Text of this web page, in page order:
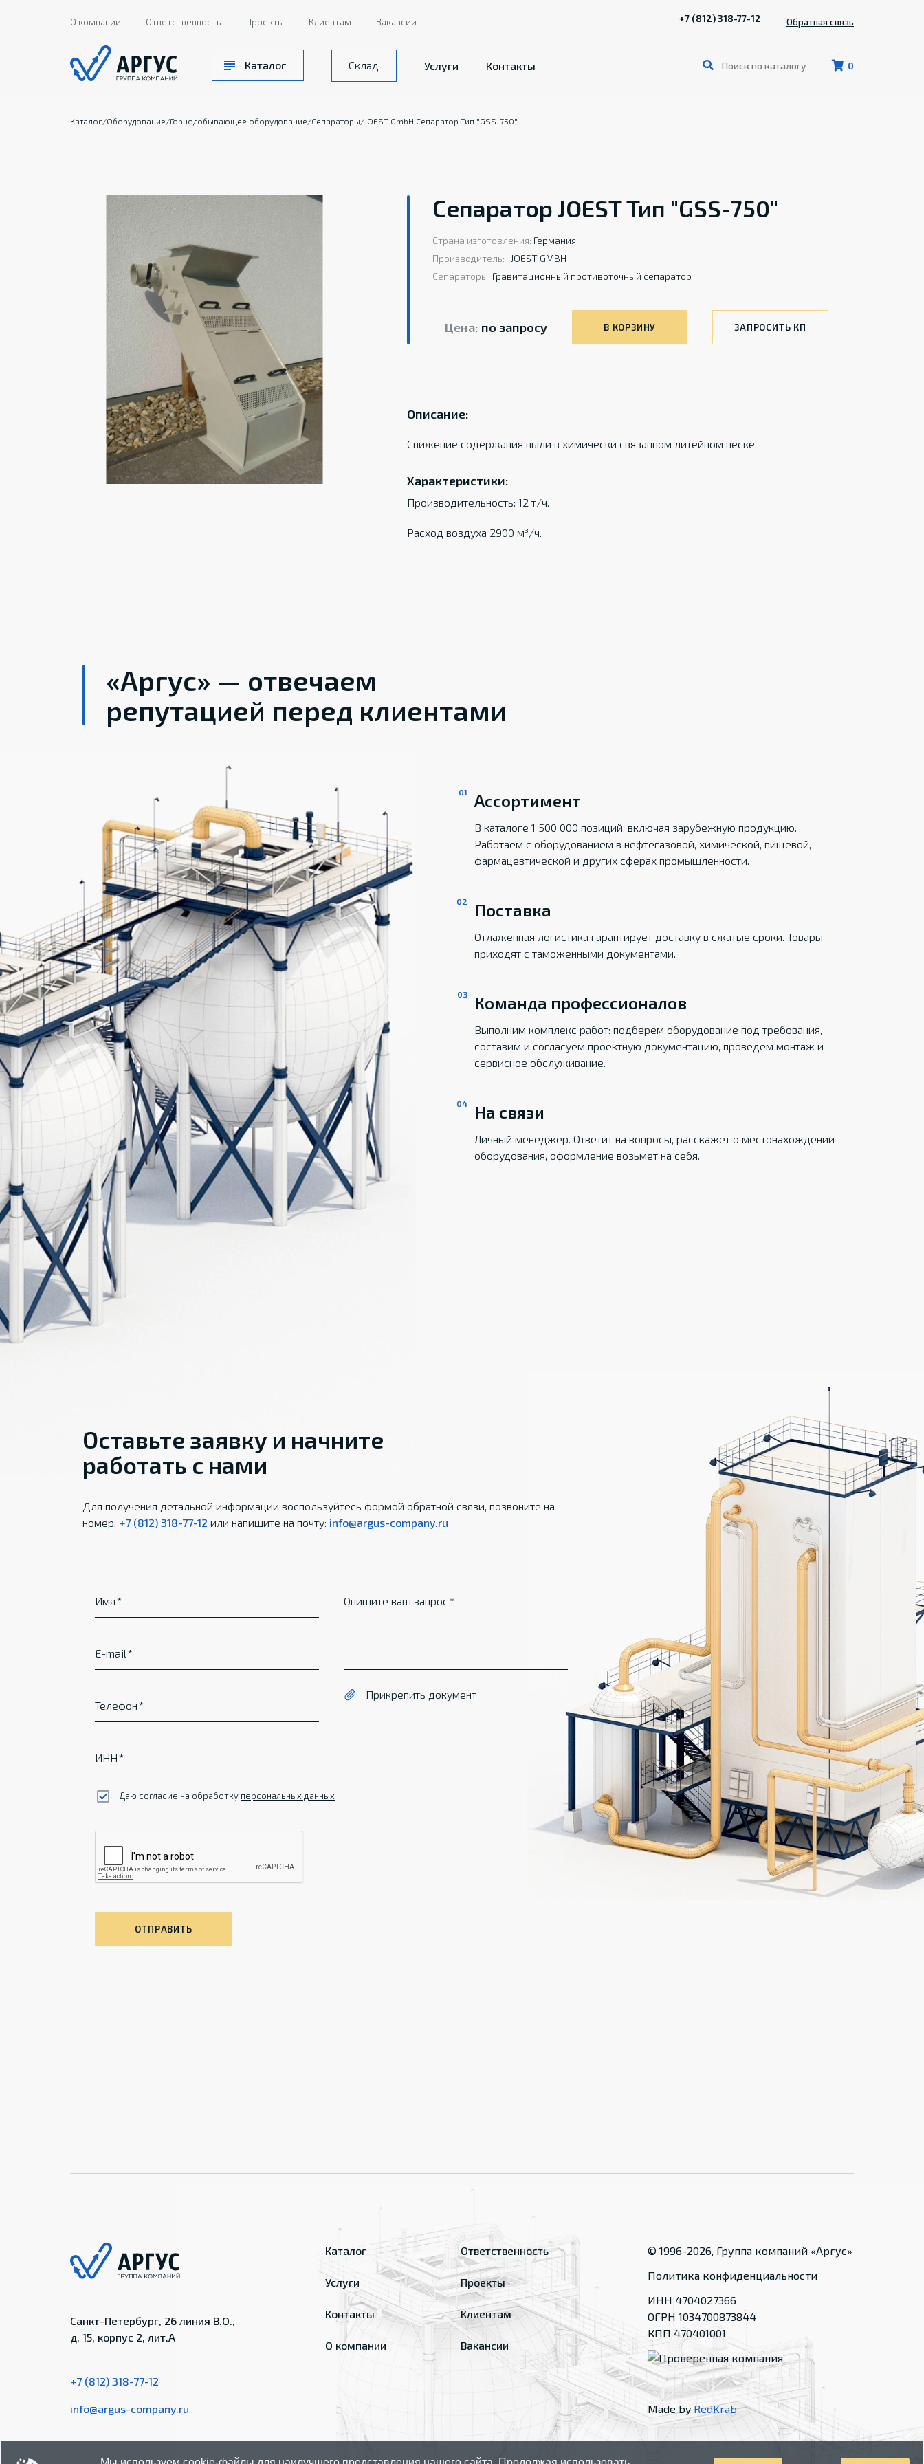
0
Каталог Склад Услуги Контакты
О компании Ответственность Проекты Клиентам Вакансии +7 (812) 318-77-12 Обратная связь
Каталог/Оборудование/Горнодобывающее оборудование/Сепараторы/JOEST GmbH Сепаратор Тип "GSS-750"
Сепаратор JOEST Тип "GSS-750"
Страна изготовления: Германия
Производитель:
JOEST GMBH
Сепараторы: Гравитационный противоточный сепаратор
Цена: по запросу В КОРЗИНУ ЗАПРОСИТЬ КП
Описание:
Снижение содержания пыли в химически связанном литейном песке.
Характеристики:
Производительность: 12 т/ч.
Расход воздуха 2900 м³/ч.
«Аргус» — отвечаем
репутацией перед клиентами
Ассортимент
В каталоге 1 500 000 позиций, включая зарубежную продукцию.
Работаем с оборудованием в нефтегазовой, химической, пищевой,
фармацевтической и других сферах промышленности.
Поставка
Отлаженная логистика гарантирует доставку в сжатые сроки. Товары
приходят с таможенными документами.
Команда профессионалов
Выполним комплекс работ: подберем оборудование под требования,
составим и согласуем проектную документацию, проведем монтаж и
сервисное обслуживание.
На связи
Личный менеджер. Ответит на вопросы, расскажет о местонахождении
оборудования, оформление возьмет на себя.
Оставьте заявку и начните
работать с нами
Для получения детальной информации воспользуйтесь формой обратной связи, позвоните на
номер: +7 (812) 318-77-12 или напишите на почту: info@argus-company.ru
Имя
E-mail
Телефон
ИНН
Опишите ваш запрос
Прикрепить документ
Даю согласие на обработку персональных данных
ОТПРАВИТЬ
Санкт-Петербург, 26 линия В.О.,
д. 15, корпус 2, лит.А
+7 (812) 318-77-12
info@argus-company.ru
Каталог
Услуги
Контакты
О компании
Ответственность
Проекты
Клиентам
Вакансии
© 1996-2026, Группа компаний «Аргус»
Политика конфиденциальности
ИНН 4704027366
ОГРН 1034700873844
КПП 470401001
Made byRedKrab